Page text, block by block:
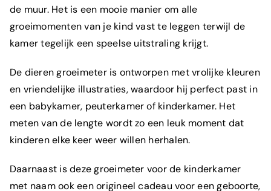
de muur. Het is een mooie manier om alle
groeimomenten van je kind vast te leggen terwijl de
kamer tegelijk een speelse uitstraling krijgt.
De dieren groeimeter is ontworpen met vrolijke kleuren
en vriendelijke illustraties, waardoor hij perfect past in
een babykamer, peuterkamer of kinderkamer. Het
meten van de lengte wordt zo een leuk moment dat
kinderen elke keer weer willen herhalen.
Daarnaast is deze groeimeter voor de kinderkamer
met naam ook een origineel cadeau voor een geboorte,